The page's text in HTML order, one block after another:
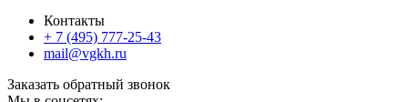
Контакты
+ 7 (495) 777-25-43
mail@vgkh.ru
Заказать обратный звонок